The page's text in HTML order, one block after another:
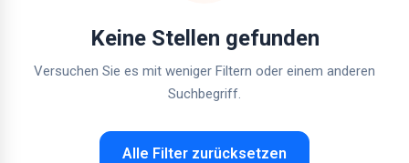
Keine Stellen gefunden
Versuchen Sie es mit weniger Filtern oder einem anderen
Suchbegriff.
Alle Filter zurücksetzen